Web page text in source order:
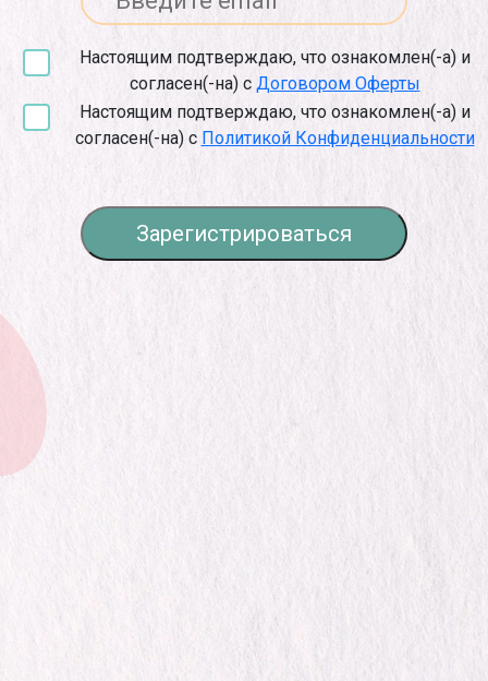
Настоящим подтверждаю, что ознакомлен(-а) и
согласен(-на) с Договором Оферты
Настоящим подтверждаю, что ознакомлен(-а) и
согласен(-на) с Политикой Конфиденциальности
Зарегистрироваться